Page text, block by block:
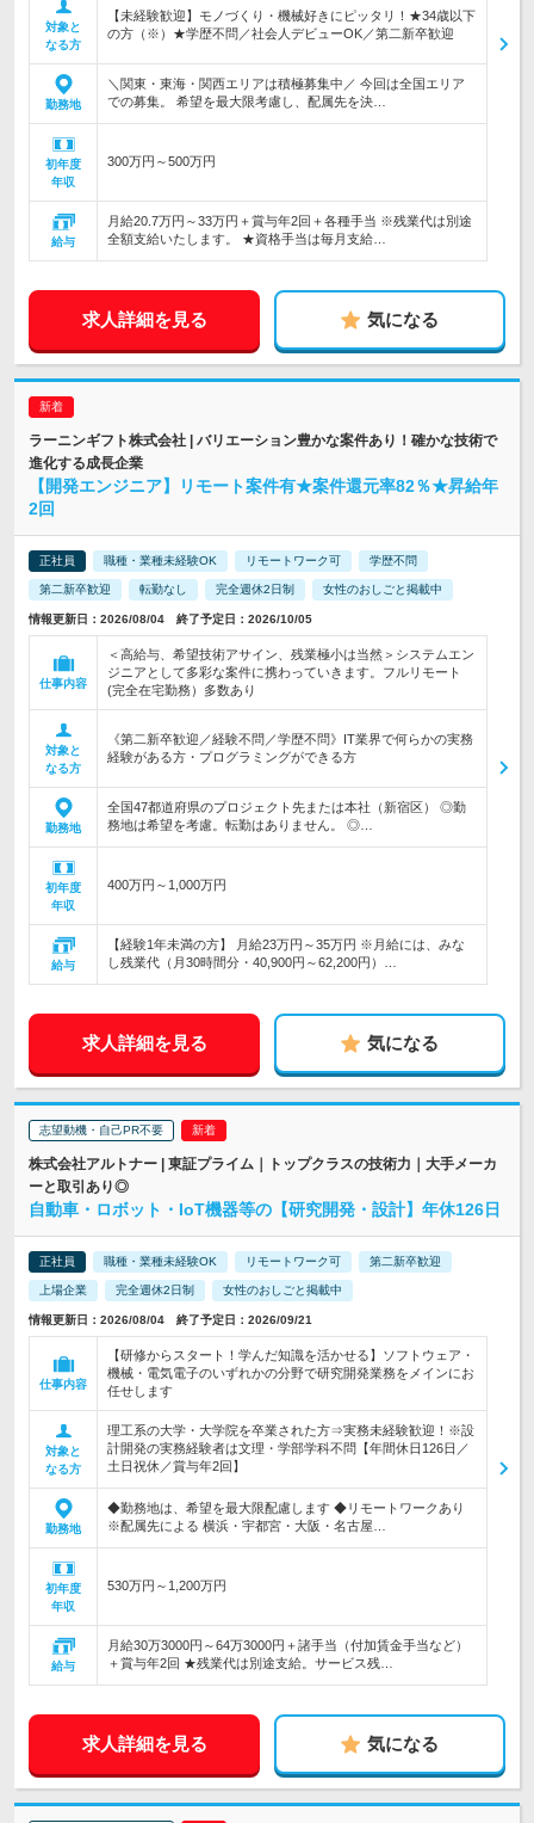
対象と
なる方
【未経験歓迎】モノづくり・機械好きにピッタリ！★34歳以下
の方（※）★学歴不問／社会人デビューOK／第二新卒歓迎
勤務地
＼関東・東海・関西エリアは積極募集中／ 今回は全国エリア
での募集。 希望を最大限考慮し、配属先を決…
初年度
年収
300万円～500万円
給与
月給20.7万円～33万円＋賞与年2回＋各種手当 ※残業代は別途
全額支給いたします。 ★資格手当は毎月支給…
求人詳細を見る 気になる
ラーニンギフト株式会社 | バリエーション豊かな案件あり！確かな技術で
進化する成長企業
【開発エンジニア】リモート案件有★案件還元率82％★昇給年
2回
正社員 職種・業種未経験OK リモートワーク可 学歴不問
第二新卒歓迎 転勤なし 完全週休2日制 女性のおしごと掲載中
情報更新日：2026/08/04 終了予定日：2026/10/05
仕事内容
＜高給与、希望技術アサイン、残業極小は当然＞システムエン
ジニアとして多彩な案件に携わっていきます。フルリモート
(完全在宅勤務）多数あり
対象と
なる方
《第二新卒歓迎／経験不問／学歴不問》IT業界で何らかの実務
経験がある方・プログラミングができる方
勤務地
全国47都道府県のプロジェクト先または本社（新宿区） ◎勤
務地は希望を考慮。転勤はありません。 ◎…
初年度
年収
400万円～1,000万円
給与
【経験1年未満の方】 月給23万円～35万円 ※月給には、みな
し残業代（月30時間分・40,900円～62,200円）…
求人詳細を見る 気になる
志望動機・自己PR不要
株式会社アルトナー | 東証プライム｜トップクラスの技術力｜大手メーカ
ーと取引あり◎
自動車・ロボット・IoT機器等の【研究開発・設計】年休126日
正社員 職種・業種未経験OK リモートワーク可 第二新卒歓迎
上場企業 完全週休2日制 女性のおしごと掲載中
情報更新日：2026/08/04 終了予定日：2026/09/21
仕事内容
【研修からスタート！学んだ知識を活かせる】ソフトウェア・
機械・電気電子のいずれかの分野で研究開発業務をメインにお
任せします
対象と
なる方
理工系の大学・大学院を卒業された方⇒実務未経験歓迎！※設
計開発の実務経験者は文理・学部学科不問【年間休日126日／
土日祝休／賞与年2回】
勤務地
◆勤務地は、希望を最大限配慮します ◆リモートワークあり
※配属先による 横浜・宇都宮・大阪・名古屋…
初年度
年収
530万円～1,200万円
給与
月給30万3000円～64万3000円＋諸手当（付加賃金手当など）
＋賞与年2回 ★残業代は別途支給。サービス残…
求人詳細を見る 気になる